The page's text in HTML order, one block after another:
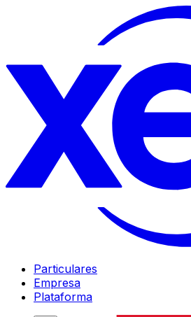
Particulares
Empresa
Plataforma